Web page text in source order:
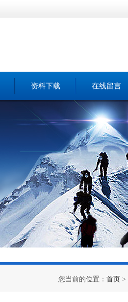
资料下载 在线留言
您当前的位置： 首页 >